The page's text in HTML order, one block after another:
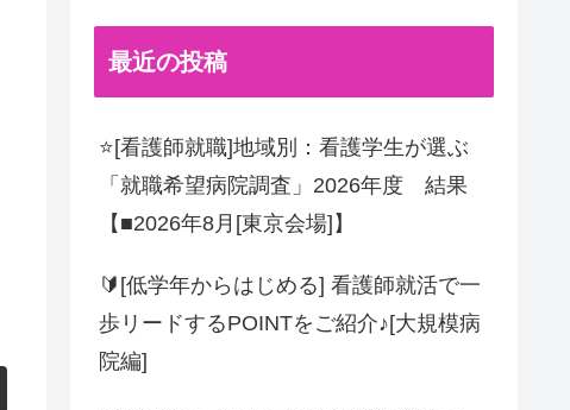
最近の投稿
⭐[看護師就職]地域別：看護学生が選ぶ
「就職希望病院調査」2026年度 結果
【■2026年8月[東京会場]】
🔰[低学年からはじめる] 看護師就活で一
歩リードするPOINTをご紹介♪[大規模病
院編]